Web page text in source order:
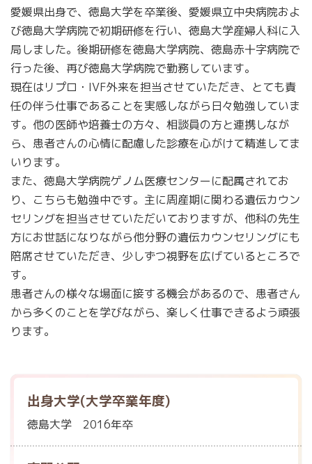
愛媛県出身で、徳島大学を卒業後、愛媛県立中央病院およ
び徳島大学病院で初期研修を行い、徳島大学産婦人科に入
局しました。後期研修を徳島大学病院、徳島赤十字病院で
行った後、再び徳島大学病院で勤務しています。
現在はリプロ・IVF外来を担当させていただき、とても責
任の伴う仕事であることを実感しながら日々勉強していま
す。他の医師や培養士の方々、相談員の方と連携しなが
ら、患者さんの心情に配慮した診療を心がけて精進してま
いります。
また、徳島大学病院ゲノム医療センターに配属されてお
り、こちらも勉強中です。主に周産期に関わる遺伝カウン
セリングを担当させていただいておりますが、他科の先生
方にお世話になりながら他分野の遺伝カウンセリングにも
陪席させていただき、少しずつ視野を広げているところで
す。
患者さんの様々な場面に接する機会があるので、患者さん
から多くのことを学びながら、楽しく仕事できるよう頑張
ります。
出身大学(大学卒業年度)
徳島大学 2016年卒